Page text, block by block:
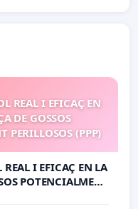
REAL I EFICAÇ EN
DE GOSSOS
PERILLOSOS (PPP)
I EFICAÇ EN LA
POTENCIALMENT